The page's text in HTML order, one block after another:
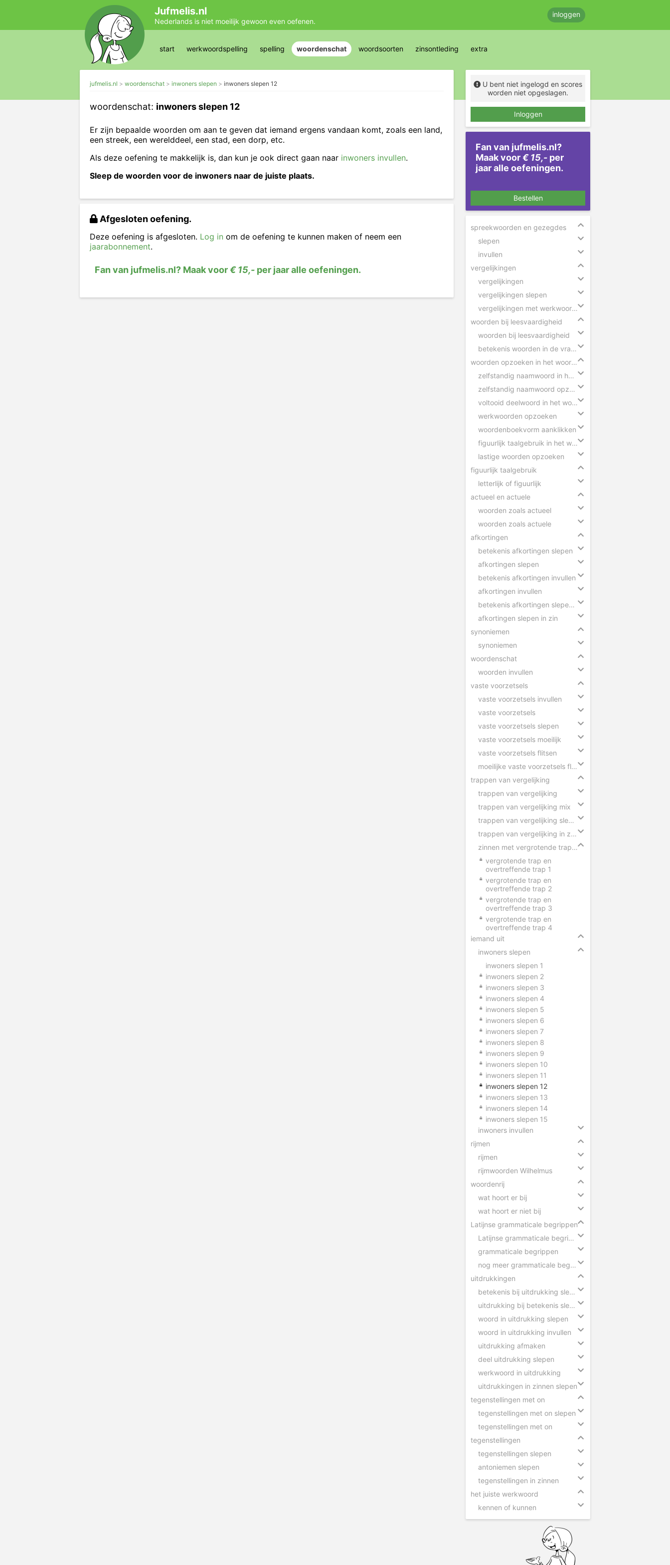
Jufmelis.nl
Nederlands is niet moeilijk gewoon even oefenen.
inloggen
start werkwoordspelling spelling woordenschat woordsoorten zinsontleding extra
jufmelis.nl woordenschat inwoners slepen inwoners slepen 12
woordenschat: inwoners slepen 12
Er zijn bepaalde woorden om aan te geven dat iemand ergens vandaan komt, zoals een land,
een streek, een werelddeel, een stad, een dorp, etc.
Als deze oefening te makkelijk is, dan kun je ook direct gaan naar inwoners invullen.
Sleep de woorden voor de inwoners naar de juiste plaats.
Afgesloten oefening.
Deze oefening is afgesloten. Log in om de oefening te kunnen maken of neem een
jaarabonnement.
Fan van jufmelis.nl? Maak voor€ 15,- per jaar alle oefeningen.
U bent niet ingelogd en scores
worden niet opgeslagen.
Inloggen
Fan van jufmelis.nl?
Maak voor€ 15,- per
jaar alle oefeningen.
Bestellen
spreekwoorden en gezegdes
slepen
invullen
vergelijkingen
vergelijkingen
vergelijkingen slepen
vergelijkingen met werkwoorden
woorden bij leesvaardigheid
woorden bij leesvaardigheid
betekenis woorden in de vragen
woorden opzoeken in het woordenboek
zelfstandig naamwoord in het woordenboek
zelfstandig naamwoord opzoeken
voltooid deelwoord in het woordenboek
werkwoorden opzoeken
woordenboekvorm aanklikken
figuurlijk taalgebruik in het woordenboek
lastige woorden opzoeken
figuurlijk taalgebruik
letterlijk of figuurlijk
actueel en actuele
woorden zoals actueel
woorden zoals actuele
afkortingen
betekenis afkortingen slepen
afkortingen slepen
betekenis afkortingen invullen
afkortingen invullen
betekenis afkortingen slepen in zin
afkortingen slepen in zin
synoniemen
synoniemen
woordenschat
woorden invullen
vaste voorzetsels
vaste voorzetsels invullen
vaste voorzetsels
vaste voorzetsels slepen
vaste voorzetsels moeilijk
vaste voorzetsels flitsen
moeilijke vaste voorzetsels flitsen
trappen van vergelijking
trappen van vergelijking
trappen van vergelijking mix
trappen van vergelijking slepen
trappen van vergelijking in zinnen
zinnen met vergrotende trap en overtreffende trap
vergrotende trap en
overtreffende trap 1
vergrotende trap en
overtreffende trap 2
vergrotende trap en
overtreffende trap 3
vergrotende trap en
overtreffende trap 4
iemand uit
inwoners slepen
inwoners slepen 1
inwoners slepen 2
inwoners slepen 3
inwoners slepen 4
inwoners slepen 5
inwoners slepen 6
inwoners slepen 7
inwoners slepen 8
inwoners slepen 9
inwoners slepen 10
inwoners slepen 11
inwoners slepen 12
inwoners slepen 13
inwoners slepen 14
inwoners slepen 15
inwoners invullen
rijmen
rijmen
rijmwoorden Wilhelmus
woordenrij
wat hoort er bij
wat hoort er niet bij
Latijnse grammaticale begrippen
Latijnse grammaticale begrippen slepen
grammaticale begrippen
nog meer grammaticale begrippen
uitdrukkingen
betekenis bij uitdrukking slepen
uitdrukking bij betekenis slepen
woord in uitdrukking slepen
woord in uitdrukking invullen
uitdrukking afmaken
deel uitdrukking slepen
werkwoord in uitdrukking
uitdrukkingen in zinnen slepen
tegenstellingen met on
tegenstellingen met on slepen
tegenstellingen met on
tegenstellingen
tegenstellingen slepen
antoniemen slepen
tegenstellingen in zinnen
het juiste werkwoord
kennen of kunnen